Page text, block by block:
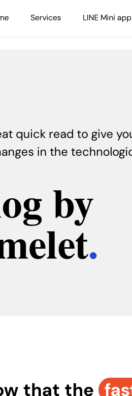
Services LINE Mini app
quick read to give
in the
by
.
that the